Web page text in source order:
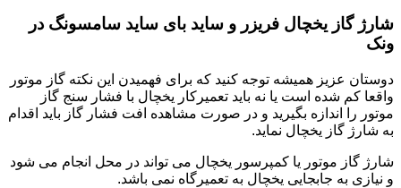
شارژ گاز یخچال فریزر و ساید بای ساید سامسونگ در
ونک
دوستان عزیز همیشه توجه کنید که برای فهمیدن این نکته گاز موتور
واقعا کم شده است یا نه باید تعمیرکار یخچال با فشار سنج گاز
موتور را اندازه بگیرید و در صورت مشاهده افت فشار گاز باید اقدام
به شارژ گاز یخچال نماید.
شارژ گاز موتور یا کمپرسور یخچال می تواند در محل انجام می شود
و نیازی به جابجایی یخچال به تعمیرگاه نمی باشد.